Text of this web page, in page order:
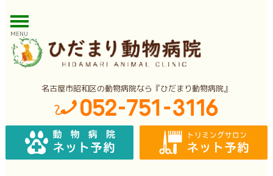
MENU
名古屋市昭和区の動物病院なら『ひだまり動物病院』